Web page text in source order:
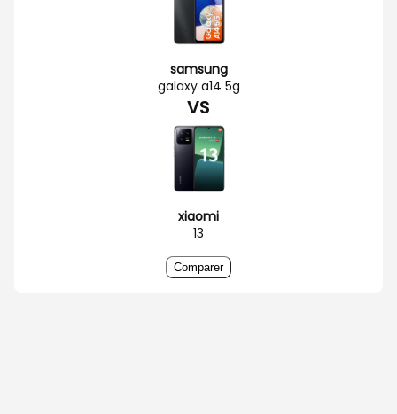
samsung
galaxy a14 5g
VS
xiaomi
13
Comparer